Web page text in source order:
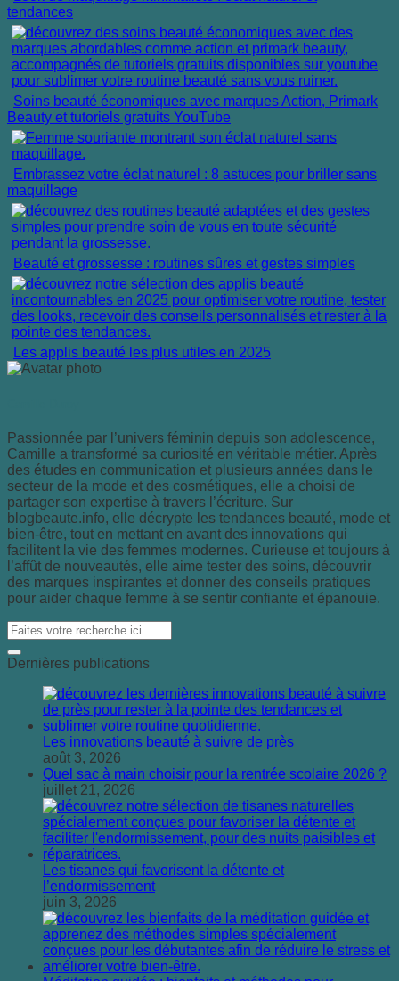
tendances
Soins beauté économiques avec marques Action, Primark
Beauty et tutoriels gratuits YouTube
Embrassez votre éclat naturel : 8 astuces pour briller sans
maquillage
Beauté et grossesse : routines sûres et gestes simples
Les applis beauté les plus utiles en 2025
Passionnée par l’univers féminin depuis son adolescence,
Camille a transformé sa curiosité en véritable métier. Après
des études en communication et plusieurs années dans le
secteur de la mode et des cosmétiques, elle a choisi de
partager son expertise à travers l’écriture. Sur
blogbeaute.info, elle décrypte les tendances beauté, mode et
bien-être, tout en mettant en avant des innovations qui
facilitent la vie des femmes modernes. Curieuse et toujours à
l’affût de nouveautés, elle aime tester des soins, découvrir
des marques inspirantes et donner des conseils pratiques
pour aider chaque femme à se sentir confiante et épanouie.
Dernières publications
Les innovations beauté à suivre de près
août 3, 2026
Quel sac à main choisir pour la rentrée scolaire 2026 ?
juillet 21, 2026
Les tisanes qui favorisent la détente et
l’endormissement
juin 3, 2026